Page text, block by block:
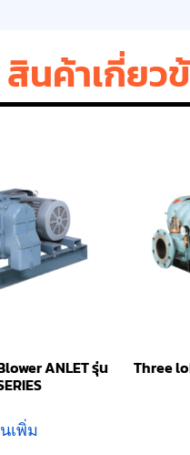
สินค้าเกี่ยว
ANLET รุ่น
เพิ่ม
Three